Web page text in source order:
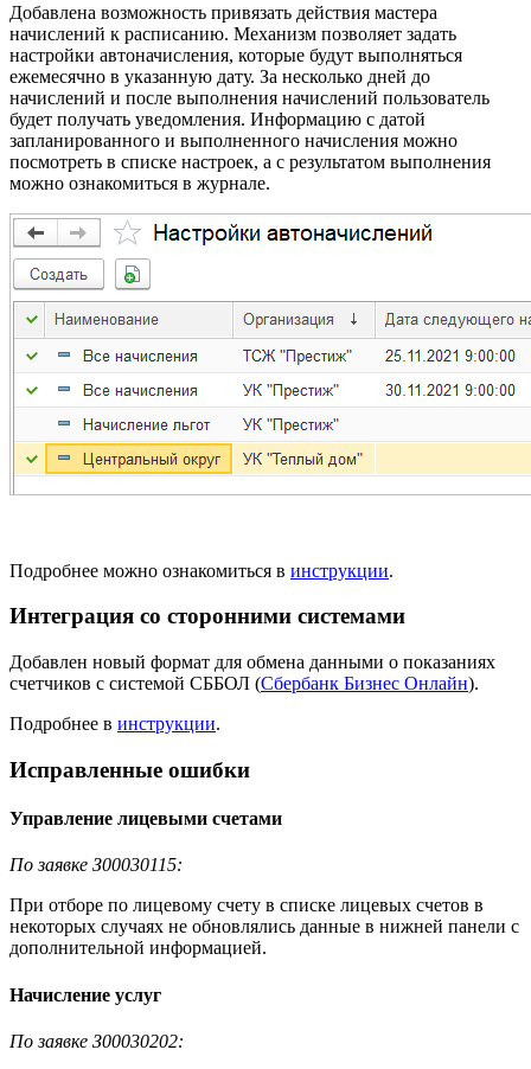
Добавлена возможность привязать действия мастера
начислений к расписанию. Механизм позволяет задать
настройки автоначисления, которые будут выполняться
ежемесячно в указанную дату. За несколько дней до
начислений и после выполнения начислений пользователь
будет получать уведомления. Информацию с датой
запланированного и выполненного начисления можно
посмотреть в списке настроек, а с результатом выполнения
можно ознакомиться в журнале.
Подробнее можно ознакомиться в инструкции.
Интеграция со сторонними системами
Добавлен новый формат для обмена данными о показаниях
счетчиков с системой СББОЛ (Сбербанк Бизнес Онлайн).
Подробнее в инструкции.
Исправленные ошибки
Управление лицевыми счетами
По заявке З00030115:
При отборе по лицевому счету в списке лицевых счетов в
некоторых случаях не обновлялись данные в нижней панели с
дополнительной информацией.
Начисление услуг
По заявке З00030202: